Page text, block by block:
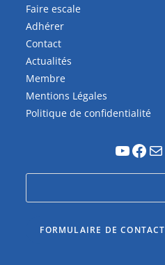
Faire escale
Adhérer
Contact
Actualités
Membre
Mentions Légales
Politique de confidentialité
FORMULAIRE DE CONTACT